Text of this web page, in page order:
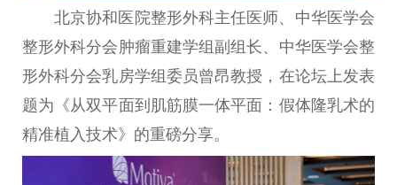
北京协和医院整形外科主任医师、中华医学会
整形外科分会肿瘤重建学组副组长、中华医学会整
形外科分会乳房学组 委员曾昂教授，在论坛上发表
题为《从双平面到肌筋膜一体平面：假体隆乳术的
精准植入技术》的重磅分享。